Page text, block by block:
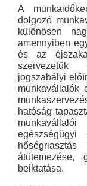
A
dolgozó
különösen
amennyiben
és az
szervezetük
jogszabályi
munkavállalók
hatóság
átütemezése,
beiktatása.